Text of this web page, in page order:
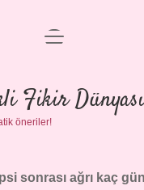
Anasayfa
Gizlilik Politikası
Yasal Uyarı
menüyü
Fikir Dünyası
öneriler!
sonrası ağrı kaç